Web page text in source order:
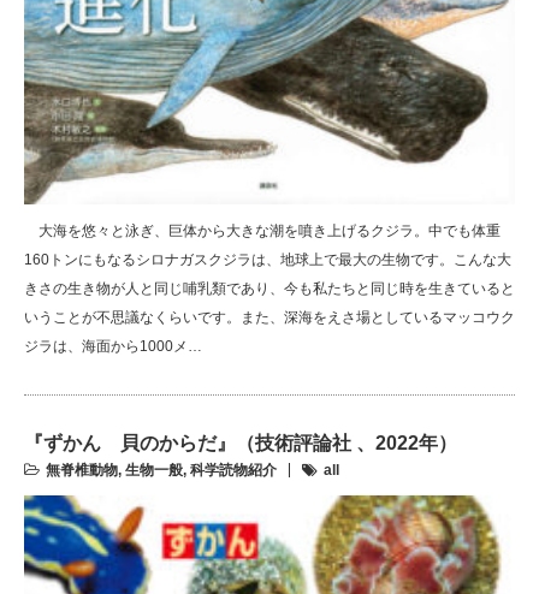
大海を悠々と泳ぎ、巨体から大きな潮を噴き上げるクジラ。中でも体重
160トンにもなるシロナガスクジラは、地球上で最大の生物です。こんな大
きさの生き物が人と同じ哺乳類であり、今も私たちと同じ時を生きていると
いうことが不思議なくらいです。また、深海をえさ場としているマッコウク
ジラは、海面から1000メ…
『ずかん 貝のからだ』（技術評論社 、2022年）
無脊椎動物, 生物一般, 科学読物紹介 all